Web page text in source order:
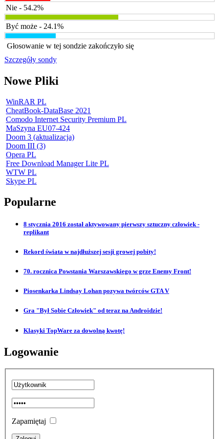
Nie - 54.2%
Być może - 24.1%
Głosowanie w tej sondzie zakończyło się
Szczegóły sondy
Nowe Pliki
WinRAR PL
CheatBook-DataBase 2021
Comodo Internet Security Premium PL
MaSzyna EU07-424
Doom 3 (aktualizacja)
Doom III (3)
Opera PL
Free Download Manager Lite PL
WTW PL
Skype PL
Popularne
8 stycznia 2016 został aktywowany pierwszy sztuczny człowiek -
replikant
Rekord świata w najdłuższej sesji growej pobity!
70. rocznica Powstania Warszawskiego w grze Enemy Front!
Piosenkarka Lindsay Lohan pozywa twórców GTA V
Gra "Był Sobie Człowiek" od teraz na Androidzie!
Klasyki TopWare za dowolną kwotę!
Logowanie
Zapamiętaj